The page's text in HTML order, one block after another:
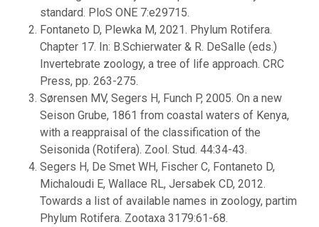
standard. PloS ONE 7:e29715.
Fontaneto D, Plewka M, 2021. Phylum Rotifera.
Chapter 17. In: B.Schierwater & R. DeSalle (eds.)
Invertebrate zoology, a tree of life approach. CRC
Press, pp. 263-275.
Sørensen MV, Segers H, Funch P, 2005. On a new
Seison Grube, 1861 from coastal waters of Kenya,
with a reappraisal of the classification of the
Seisonida (Rotifera). Zool. Stud. 44:34-43.
Segers H, De Smet WH, Fischer C, Fontaneto D,
Michaloudi E, Wallace RL, Jersabek CD, 2012.
Towards a list of available names in zoology, partim
Phylum Rotifera. Zootaxa 3179:61-68.